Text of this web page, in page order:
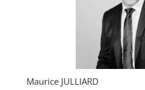
Maurice JULLIARD